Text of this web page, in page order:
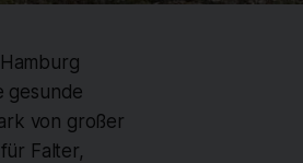
gesunde
von großer
Falter,